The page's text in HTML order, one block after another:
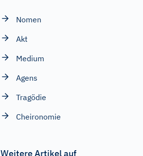
Nomen
Akt
Medium
Agens
Tragödie
Cheironomie
Weitere Artikel auf